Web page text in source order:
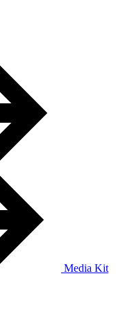
Media Kit